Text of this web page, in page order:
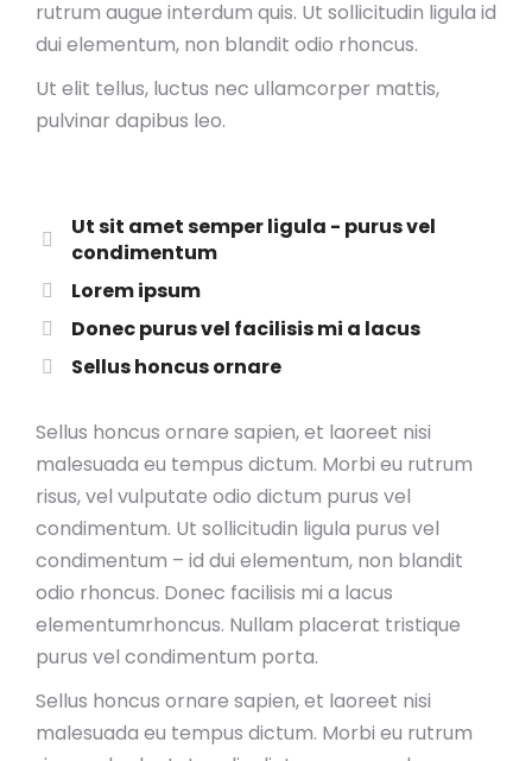
rutrum augue interdum quis. Ut sollicitudin ligula id
dui elementum, non blandit odio rhoncus.
Ut elit tellus, luctus nec ullamcorper mattis,
pulvinar dapibus leo.
Ut sit amet semper ligula - purus vel
condimentum
Lorem ipsum
Donec purus vel facilisis mi a lacus
Sellus honcus ornare
Sellus honcus ornare sapien, et laoreet nisi
malesuada eu tempus dictum. Morbi eu rutrum
risus, vel vulputate odio dictum purus vel
condimentum. Ut sollicitudin ligula purus vel
condimentum – id dui elementum, non blandit
odio rhoncus. Donec facilisis mi a lacus
elementumrhoncus. Nullam placerat tristique
purus vel condimentum porta.
Sellus honcus ornare sapien, et laoreet nisi
malesuada eu tempus dictum. Morbi eu rutrum